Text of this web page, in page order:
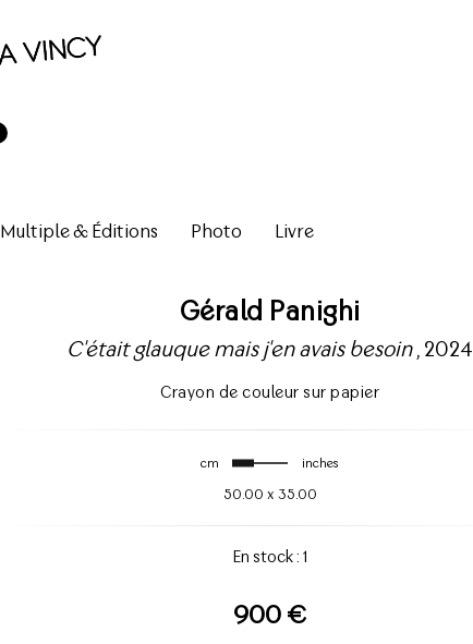
Multiple & Éditions Photo Livre
Gérald Panighi
C'était glauque mais j'en avais besoin, 2024
Crayon de couleur sur papier
cm inches
50.00 x 35.00
En stock : 1
900 €